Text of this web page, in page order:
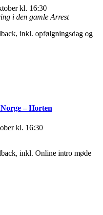
kl. 16:30
i den gamle Arrest
inkl. opfølgningsdag og
– Horten
kl. 16:30
inkl. Online intro møde